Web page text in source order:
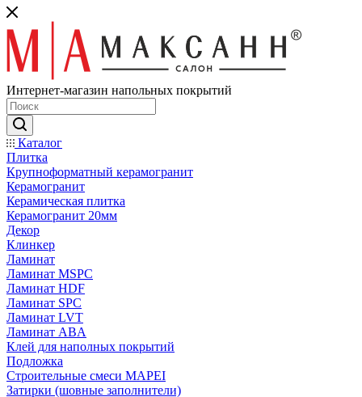
Интернет-магазин напольных покрытий
Каталог
Плитка
Крупноформатный керамогранит
Керамогранит
Керамическая плитка
Керамогранит 20мм
Декор
Клинкер
Ламинат
Ламинат MSPC
Ламинат HDF
Ламинат SPC
Ламинат LVT
Ламинат ABA
Клей для наполных покрытий
Подложка
Строительные смеси MAPEI
Затирки (шовные заполнители)